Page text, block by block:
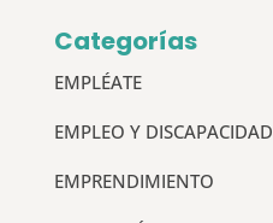
Categorías
EMPLÉATE
EMPLEO Y DISCAPACIDAD
EMPRENDIMIENTO